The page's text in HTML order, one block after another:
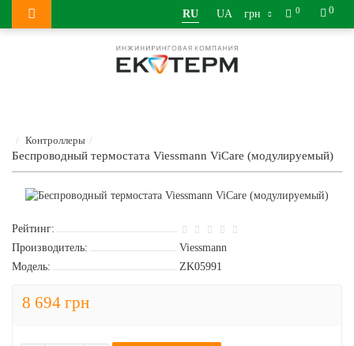
0
RU UA грн 0
Контроллеры
Беспроводный термостата Viessmann ViCare (модулируемый)
Рейтинг:
Производитель:
Viessmann
Модель:
ZK05991
8 694 грн